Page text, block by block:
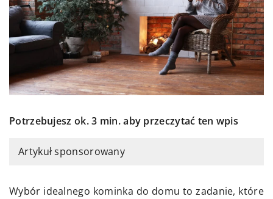
Potrzebujesz ok. 3 min. aby przeczytać ten wpis
Artykuł sponsorowany
Wybór idealnego kominka do domu to zadanie, które